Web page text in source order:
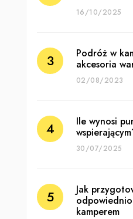
16/10/2025
Podróż w
akcesoria
02/08/2023
Ile wynosi
30/07/2025
Jak
kamperem